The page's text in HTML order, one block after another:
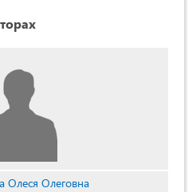
Олеся Олеговна